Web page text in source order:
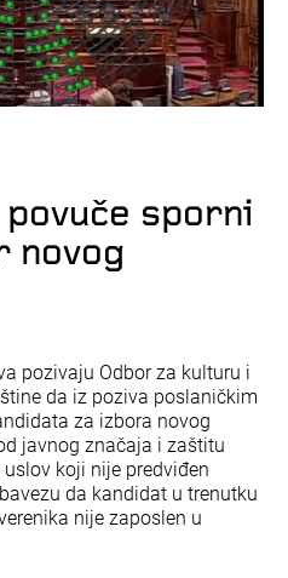
sporni
novog
pozivaju Odbor za kulturu i
da iz poziva poslaničkim
za izbora novog
javnog značaja i zaštitu
koji nije predviđen
da kandidat u trenutku
nije zaposlen u